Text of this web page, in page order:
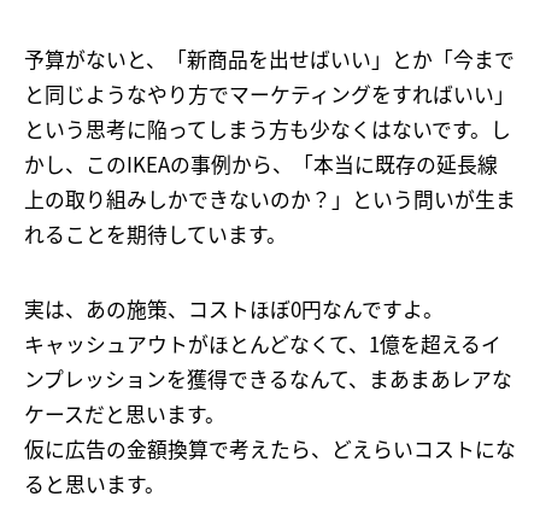
予算がないと、「新商品を出せばいい」とか「今まで
と同じようなやり方でマーケティングをすればいい」
という思考に陥ってしまう方も少なくはないです。し
かし、このIKEAの事例から、「本当に既存の延長線
上の取り組みしかできないのか？」という問いが生ま
れることを期待しています。
実は、あの施策、コストほぼ0円なんですよ。
キャッシュアウトがほとんどなくて、1億を超えるイ
ンプレッションを獲得できるなんて、まあまあレアな
ケースだと思います。
仮に広告の金額換算で考えたら、どえらいコストにな
ると思います。